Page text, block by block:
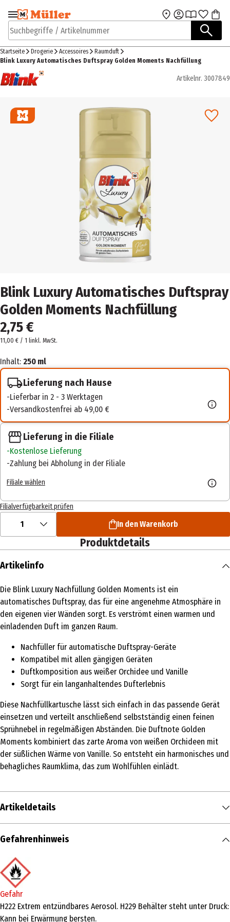
Zur Navigation
springen
Zum Hauptinhalt
Suchbegriffe / Artikelnummer
Startseite Drogerie Accessoires
Raumduft
Blink Luxury Automatisches Duftspray Golden Moments Nachfüllung
Artikelnr. 3007849
Blink Luxury Automatisches Duftspray
Golden Moments Nachfüllung
2,75 €
11,00 € / 1 linkl. MwSt.
Inhalt: 250 ml
Lieferung nach Hause
Lieferbar in 2 - 3 Werktagen
Versandkostenfrei ab 49,00 €
Lieferung in die Filiale
Kostenlose Lieferung
Zahlung bei Abholung in der Filiale
Filiale wählen
Filialverfügbarkeit prüfen
1 In den Warenkorb
Produktdetails
Artikelinfo
Die Blink Luxury Nachfüllung Golden Moments ist ein
automatisches Duftspray, das für eine angenehme Atmosphäre in
den eigenen vier Wänden sorgt. Es verströmt einen warmen und
einladenden Duft im ganzen Raum.
Nachfüller für automatische Duftspray-Geräte
Kompatibel mit allen gängigen Geräten
Duftkomposition aus weißer Orchidee und Vanille
Sorgt für ein langanhaltendes Dufterlebnis
Diese Nachfüllkartusche lässt sich einfach in das passende Gerät
einsetzen und verteilt anschließend selbstständig einen feinen
Sprühnebel in regelmäßigen Abständen. Die Duftnote Golden
Moments kombiniert das zarte Aroma von weißen Orchideen mit
der süßlichen Wärme von Vanille. So entsteht ein harmonisches und
behagliches Raumklima, das zum Wohlfühlen einlädt.
Artikeldetails
Inhalt
Produkttyp
Raumspray
Anwendungsart
Gefahrenhinweis
Gefahr
H222 Extrem entzündbares Aerosol. H229 Behälter steht unter Druck:
Kann bei Erwärmung bersten.